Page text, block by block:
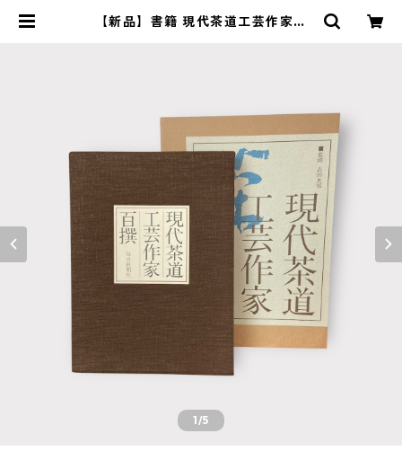
【新品】書籍 現代茶道工芸作家百
1/5